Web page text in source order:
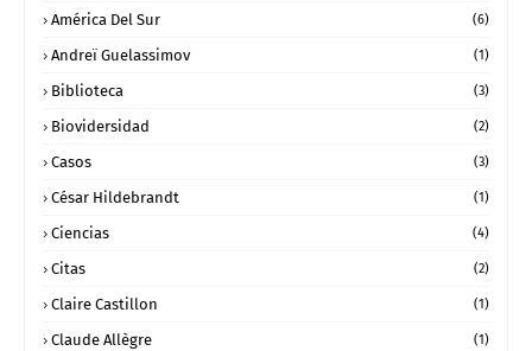
América Del Sur (6)
Andreï Guelassimov (1)
Biblioteca (3)
Biovidersidad (2)
Casos (3)
César Hildebrandt (1)
Ciencias (4)
Citas (2)
Claire Castillon (1)
Claude Allègre (1)